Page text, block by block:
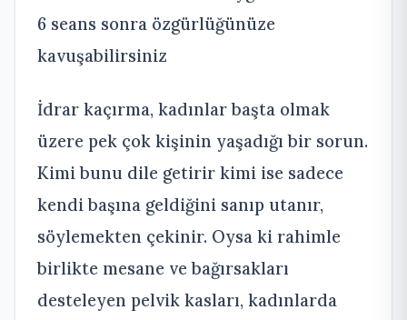
6 seans sonra özgürlüğünüze
kavuşabilirsiniz
İdrar kaçırma, kadınlar başta olmak
üzere pek çok kişinin yaşadığı bir sorun.
Kimi bunu dile getirir kimi ise sadece
kendi başına geldiğini sanıp utanır,
söylemekten çekinir. Oysa ki rahimle
birlikte mesane ve bağırsakları
desteleyen pelvik kasları, kadınlarda